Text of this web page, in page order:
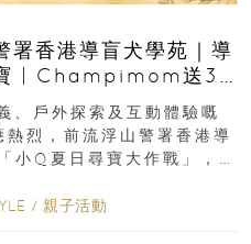
署香港導盲犬學苑｜導
| Champimom送3
、戶外探索及互動體驗嘅
烈，前流浮山警署香港導
小Q夏日尋寶大作戰」，家
/ 親子活動